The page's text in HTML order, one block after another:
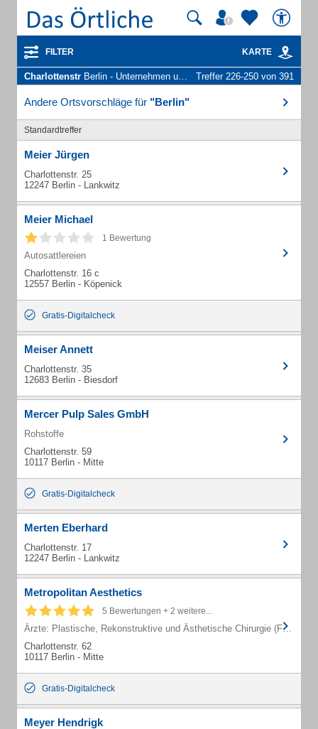
FILTER KARTE
Charlottenstr Berlin - Unternehmen und Personen Treffer 226-250 von 391
Andere Ortsvorschläge für "Berlin"
Standardtreffer
Meier Jürgen
Charlottenstr. 25
12247 Berlin - Lankwitz
Meier Michael
1 Bewertung
Autosattlereien
Charlottenstr. 16 c
12557 Berlin - Köpenick
Gratis-Digitalcheck
Meiser Annett
Charlottenstr. 35
12683 Berlin - Biesdorf
Mercer Pulp Sales GmbH
Rohstoffe
Charlottenstr. 59
10117 Berlin - Mitte
Gratis-Digitalcheck
Merten Eberhard
Charlottenstr. 17
12247 Berlin - Lankwitz
Metropolitan Aesthetics
5 Bewertungen + 2 weitere...
Ärzte: Plastische, Rekonstruktive und Ästhetische Chirurgie (Fachärzte)
Charlottenstr. 62
10117 Berlin - Mitte
Gratis-Digitalcheck
Meyer Hendrigk